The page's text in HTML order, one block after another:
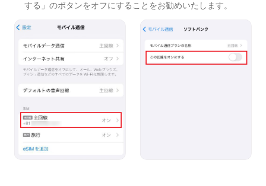
する」のボタンをオフにすることをお勧めいたします。